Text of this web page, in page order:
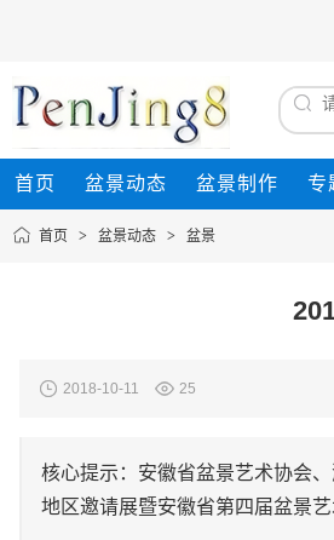
首页 盆景动态 盆景制作 专
首页 > 盆景动态 > 盆景
2018-10-11 25
核心提示：安徽省盆景艺术协会
地区邀请展暨安徽省第四届盆景